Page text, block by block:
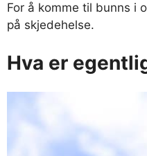
For å komme til bunns i
på skjedehelse.
Hva er